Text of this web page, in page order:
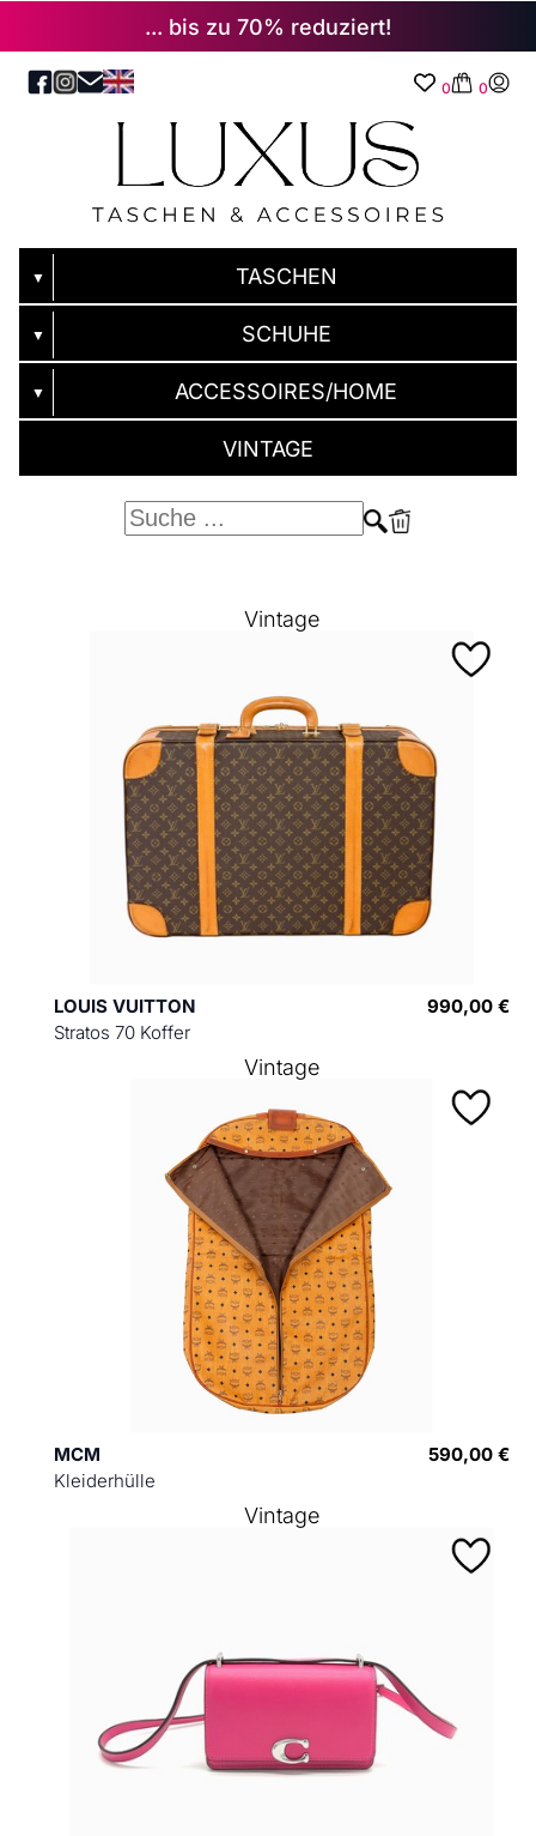
... bis zu 70% reduziert!
0 0
▼ TASCHEN
▼ SCHUHE
▼ ACCESSOIRES/HOME
VINTAGE
LOUIS VUITTON
Stratos 70 Koffer
990,00 €
Vintage
MCM
Kleiderhülle
590,00 €
Vintage
Vintage